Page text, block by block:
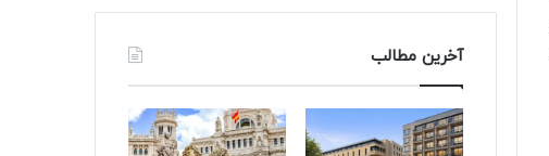
آخرین مطالب